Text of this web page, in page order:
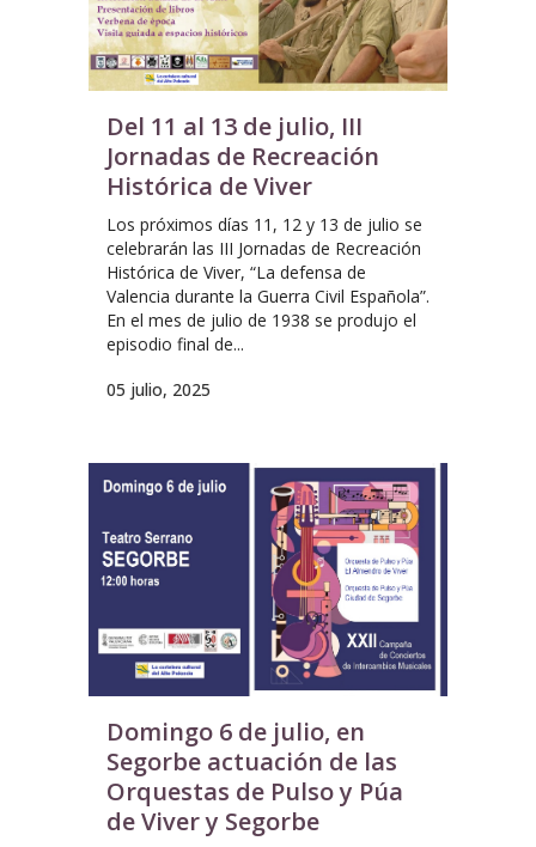
Del 11 al 13 de julio, III
Jornadas de Recreación
Histórica de Viver
Los próximos días 11, 12 y 13 de julio se
celebrarán las III Jornadas de Recreación
Histórica de Viver, “La defensa de
Valencia durante la Guerra Civil Española”.
En el mes de julio de 1938 se produjo el
episodio final de...
05 julio, 2025
Domingo 6 de julio, en
Segorbe actuación de las
Orquestas de Pulso y Púa
de Viver y Segorbe